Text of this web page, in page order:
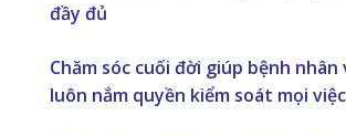
đầy đủ
Chăm sóc cuối đời giúp bệnh nhân
luôn nắm quyền kiểm soát mọi việc